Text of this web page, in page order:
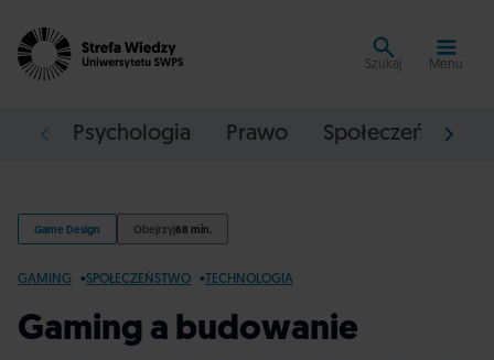
Szukaj Menu
Psychologia Prawo Społeczeństwo
Game Design Obejrzyj68 min.
GAMING SPOŁECZEŃSTWO TECHNOLOGIA
Gaming a budowanie